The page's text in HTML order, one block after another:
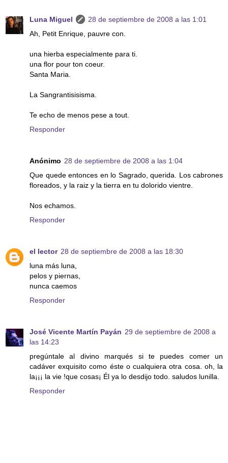
Luna Miguel
28 de septiembre de 2008 a las 1:01
Ah, Petit Enrique, pauvre con.
una hierba especialmente para ti.
una flor pour ton coeur.
Santa Maria.
La Sangrantisisisma.
Te echo de menos pese a tout.
Responder
Anónimo 28 de septiembre de 2008 a las 1:04
Que quede entonces en lo Sagrado, querida. Los cabrones
floreados, y la raiz y la tierra en tu dolorido vientre.
Nos echamos.
Responder
el lector 28 de septiembre de 2008 a las 18:30
luna más luna,
pelos y piernas,
nunca caemos
Responder
José Vicente Martín Payán 29 de septiembre de 2008 a
las 14:23
pregúntale al divino marqués si te puedes comer un
cadáver exquisito como éste o cualquiera otra cosa. oh, la
la¡¡¡ la vie !que cosas¡ Él ya lo desdijo todo. saludos lunilla.
Responder